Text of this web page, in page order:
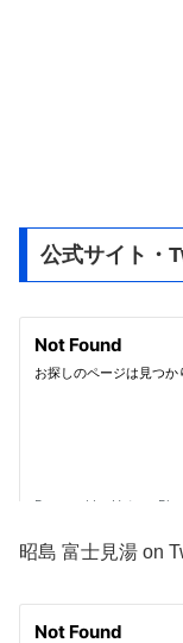
公式サイト・
昭島 富士見湯 on